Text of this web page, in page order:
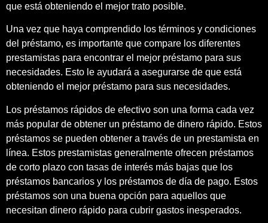
que está obteniendo el mejor trato posible.
Una vez que haya comprendido los términos y condiciones
del préstamo, es importante que compare los diferentes
prestamistas para encontrar el mejor préstamo para sus
necesidades. Esto le ayudará a asegurarse de que está
obteniendo el mejor préstamo para sus necesidades.
Los préstamos rápidos de efectivo son una forma cada vez
más popular de obtener un préstamo de dinero rápido. Estos
préstamos se pueden obtener a través de un prestamista en
línea. Estos prestamistas generalmente ofrecen préstamos
de corto plazo con tasas de interés más bajas que los
préstamos bancarios y los préstamos de día de pago. Estos
préstamos son una buena opción para aquellos que
necesitan dinero rápido para cubrir gastos inesperados.